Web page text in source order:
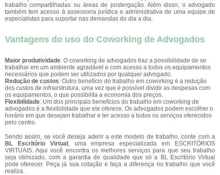
trabalho compartilhadas ou áreas de postergação. Além disso, o advogado
também tem acesso à assessoria jurídica e administrativa de uma equipe de
especialistas para suportar nas demandas do dia a dia.
Vantagens do uso do Coworking de Advogados
Maior produtividade: O coworking de advogados traz a possibilidade de se
trabalhar em um ambiente agradável e com acesso a todos os equipamentos
necessários que podem ser utilizados por qualquer advogado.
Redução de custos: Outro benefício do trabalho em coworking é a redução
dos custos de infraestrutura, uma vez que é possível dividir as despesas com
os equipamentos, o que possibilita a economia dos preços.
Flexibilidade: Um dos principais benefícios do trabalho em coworking de
advogados é a flexibilidade que ele oferece. Os advogados podem escolher o
horário em que desejam trabalhar e ter acesso a todos os serviços oferecidos
pelo centro.
Sendo assim, se você deseja aderir a este modelo de trabalho, conte com a
BL Escritório Virtual , uma empresa especializada em ESCRITÓRIOS
VIRTUAIS. Aqui você encontra os melhores serviços para que seu trabalho
seja otimizado, com a garantia de qualidade que só a BL Escritório Virtual
pode oferecer. Peça já sua cotação e faça a diferença no trabalho que você
realiza.